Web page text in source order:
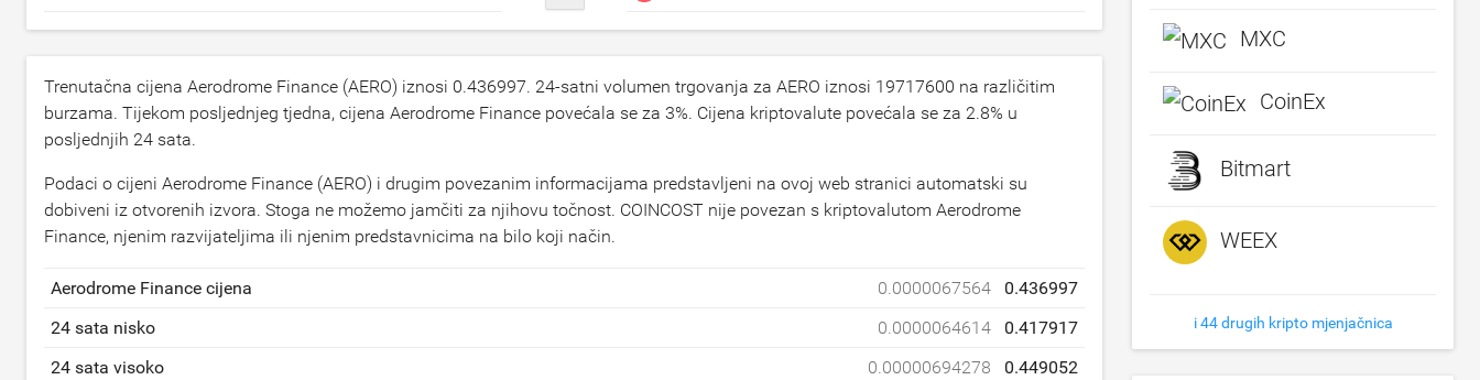
Trenutačna cijena Aerodrome Finance (AERO) iznosi 0.436997. 24-satni volumen trgovanja za AERO iznosi 19717600 na različitim
burzama. Tijekom posljednjeg tjedna, cijena Aerodrome Finance povećala se za 3%. Cijena kriptovalute povećala se za 2.8% u
posljednjih 24 sata.
Podaci o cijeni Aerodrome Finance (AERO) i drugim povezanim informacijama predstavljeni na ovoj web stranici automatski su
dobiveni iz otvorenih izvora. Stoga ne možemo jamčiti za njihovu točnost. COINCOST nije povezan s kriptovalutom Aerodrome
Finance, njenim razvijateljima ili njenim predstavnicima na bilo koji način.
Aerodrome Finance cijena 0.0000067564
0.436997
24 sata nisko
0.0000064614
0.417917
24 sata visoko
0.00000694278
0.449052
MXC
CoinEx
Bitmart
WEEX
i 44 drugih kripto mjenjačnica